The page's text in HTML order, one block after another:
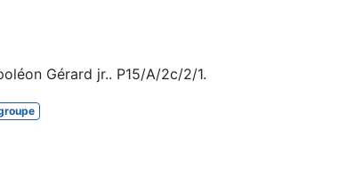
Gérard jr.. P15/A/2c/2/1.